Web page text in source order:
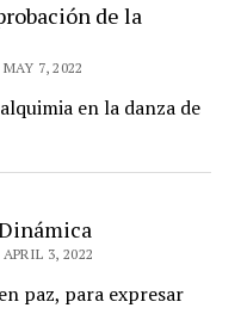
de la
7, 2022
en la danza de
3, 2022
paz, para expresar